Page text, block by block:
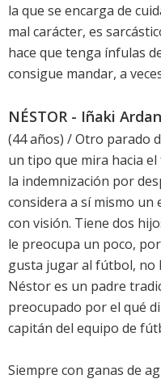
la que se encarga de
mal carácter, es
hace que tenga ínfulas
consigue mandar, a
NÉSTOR - Iñaki
(44 años) / Otro parado
un tipo que mira hacia
la indemnización por
considera a sí mismo
con visión. Tiene dos
le preocupa un poco,
gusta jugar al fútbol, no
Néstor es un padre
preocupado por el qué
capitán del equipo de
Siempre con ganas de